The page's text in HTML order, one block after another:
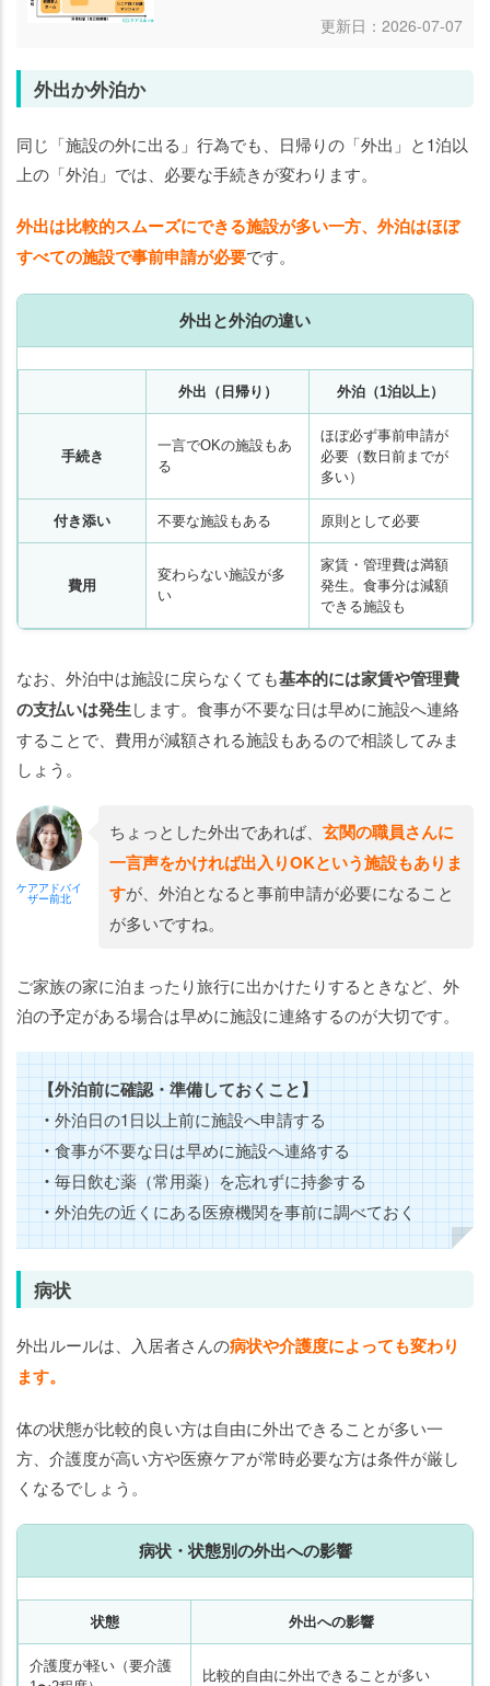
更新日：2026-07-07
外出か外泊か
同じ「施設の外に出る」行為でも、日帰りの「外出」と1泊以
上の「外泊」では、必要な手続きが変わります。
外出は比較的スムーズにできる施設が多い一方、外泊はほぼ
すべての施設で事前申請が必要です。
外出と外泊の違い
外出（日帰り） 外泊（1泊以上）
手続き
一言でOKの施設もあ
る
ほぼ必ず事前申請が
必要（数日前までが
多い）
付き添い 不要な施設もある 原則として必要
費用
変わらない施設が多
い
家賃・管理費は満額
発生。食事分は減額
できる施設も
なお、外泊中は施設に戻らなくても基本的には家賃や管理費
の支払いは発生します。食事が不要な日は早めに施設へ連絡
することで、費用が減額される施設もあるので相談してみま
しょう。
ケアアドバイ
ザー前北
ちょっとした外出であれば、 玄関の職員さんに
一言声をかければ出入りOKという施設もありま
すが、外泊となると事前申請が必要になること
が多いですね。
ご家族の家に泊まったり旅行に出かけたりするときなど、外
泊の予定がある場合は早めに施設に連絡するのが大切です。
【外泊前に確認・準備しておくこと】
・外泊日の1日以上前に施設へ申請する
・食事が不要な日は早めに施設へ連絡する
・毎日飲む薬（常用薬）を忘れずに持参する
・外泊先の近くにある医療機関を事前に調べておく
病状
外出ルールは、入居者さんの病状や介護度によっても変わり
ます。
体の状態が比較的良い方は自由に外出できることが多い一
方、介護度が高い方や医療ケアが常時必要な方は条件が厳し
くなるでしょう。
病状・状態別の外出への影響
状態 外出への影響
介護度が軽い（要介護
比較的自由に外出できることが多い